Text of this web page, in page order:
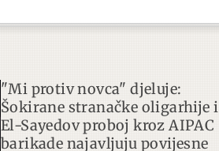
"Mi protiv novca" djeluje:
Šokirane stranačke oligarhije i
El-Sayedov proboj kroz AIPAC
barikade najavljuju povijesne